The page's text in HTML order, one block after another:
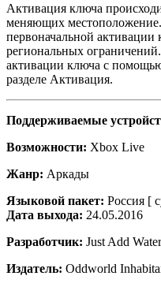
Активация ключа
меняющих
первоначальной активации
региональных
активации ключа с
разделе Активация.
Поддерживаемые
Возможности: Xbox Live
Жанр: Аркады
Языковой пакет: Россия [
Дата выхода: 24.05.2016
Разработчик: Just Add
Издатель: Oddworld